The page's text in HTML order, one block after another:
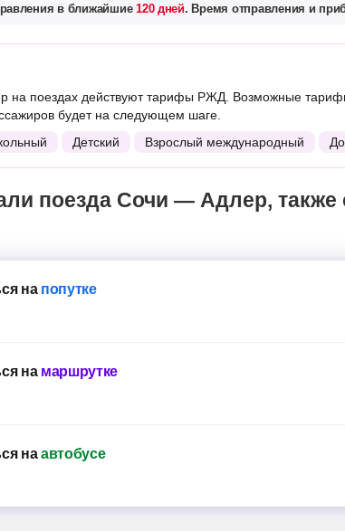
в ближайшие120 дней. Время отправления и
поездах действуют тарифы РЖД. Возможные
будет на следующем шаге.
Детский Взрослый международный
на попутке
на маршрутке
наавтобусе